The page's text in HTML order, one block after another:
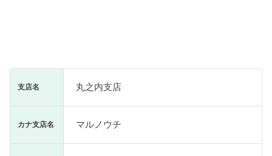
支店名 丸之内支店
カナ支店名 マルノウチ